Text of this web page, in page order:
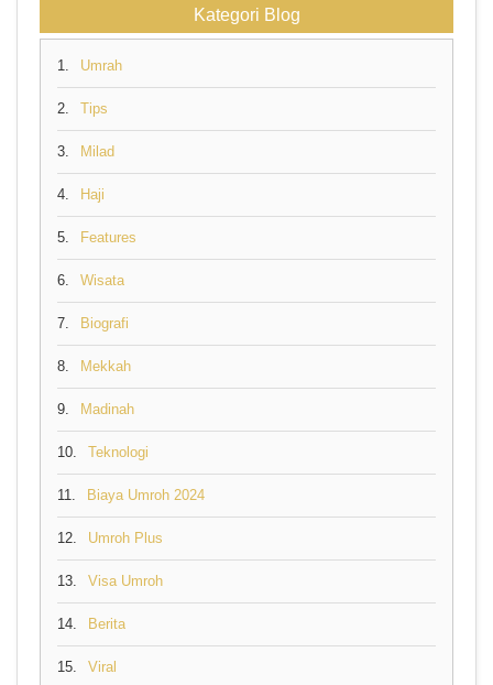
Kategori Blog
1. Umrah
2. Tips
3. Milad
4. Haji
5. Features
6. Wisata
7. Biografi
8. Mekkah
9. Madinah
10. Teknologi
11. Biaya Umroh 2024
12. Umroh Plus
13. Visa Umroh
14. Berita
15. Viral